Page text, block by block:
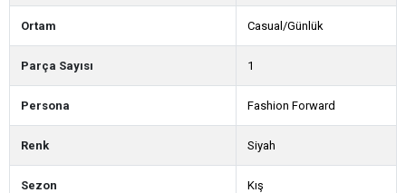
Ortam Casual/Günlük
Parça Sayısı 1
Persona Fashion Forward
Renk Siyah
Sezon Kış